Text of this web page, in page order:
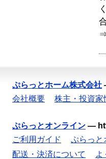
ぷらっとホーム株式会社
会社概要
株主・投資家
ぷらっとオンライン —
ご利用ガイド
ぷらっと
配送・決済について
よ